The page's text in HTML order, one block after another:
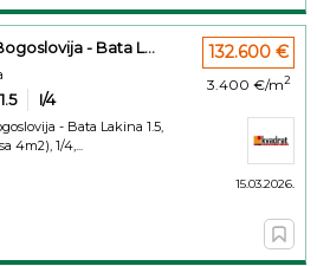
- Bata L...
1.5 I/4
- Bata Lakina 1.5,
4m2), 1/4,...
132.600 €
3.400 €/m2
15.03.2026.